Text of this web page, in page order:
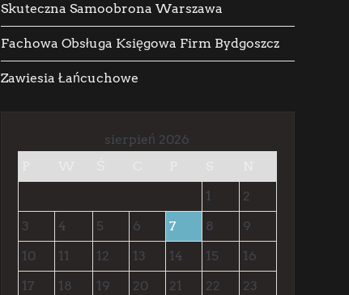
Skuteczna Samoobrona Warszawa
Fachowa Obsługa Księgowa Firm Bydgoszcz
Zawiesia Łańcuchowe
sierpień 2026
1
2
3
4 5 6 7 8
9
10
11 12 13 14 15
16
17
18 19 20 21 22
23